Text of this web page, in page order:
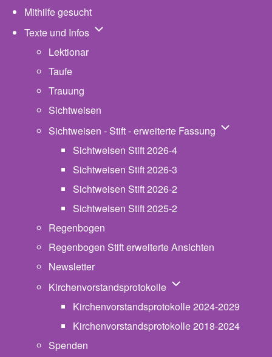
Mithilfe gesucht
Texte und Infos Unternavigation von Texte und Infos
Lektionar
Taufe
Trauung
Sichtweisen
Sichtweisen - Stift - erweiterte Fassung
Sichtweisen Stift 2026-4
Sichtweisen Stift 2026-3
Sichtweisen Stift 2026-2
Sichtweisen Stift 2025-2
Regenbogen
Regenbogen Stift erweiterte Ansichten
Newsletter
Kirchenvorstandsprotokolle Unternavigation von
Kirchenvorstandsprotokolle 2024-2029
Kirchenvorstandsprotokolle 2018-2024
Spenden